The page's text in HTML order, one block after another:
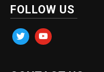
FOLLOW US
twitter youtube